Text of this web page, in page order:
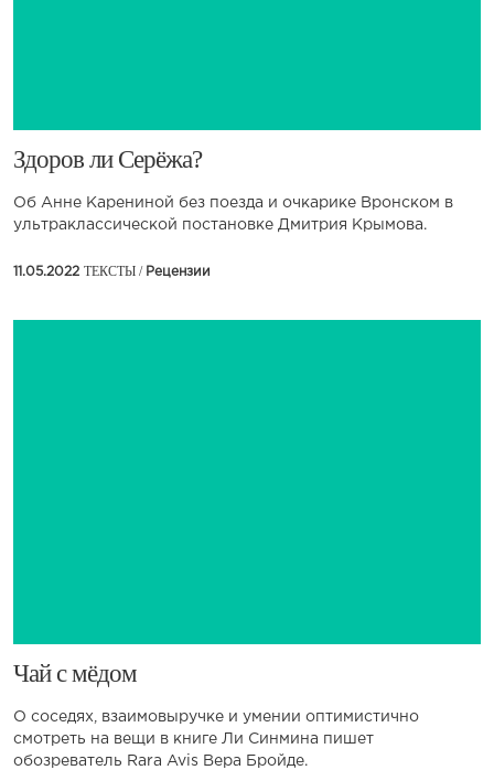
​Здоров ли Серёжа?
Об Анне Карениной без поезда и очкарике Вронском в
ультраклассической постановке Дмитрия Крымова.
11.05.2022 ТЕКСТЫ / Рецензии
​Чай с мёдом
О соседях, взаимовыручке и умении оптимистично
смотреть на вещи в книге Ли Синмина пишет
обозреватель Rara Avis Вера Бройде.